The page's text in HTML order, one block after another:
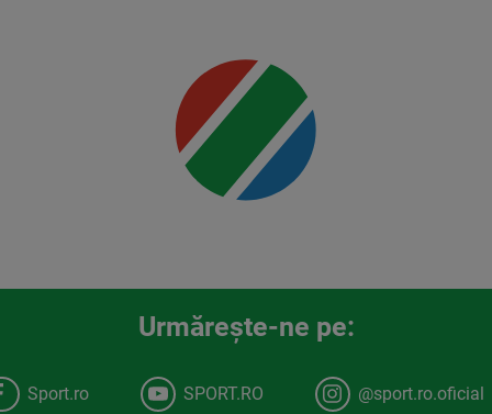
Urmăreşte-ne pe:
Sport.ro SPORT.RO @sport.ro.oficial